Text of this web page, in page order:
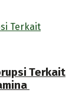
Terkait